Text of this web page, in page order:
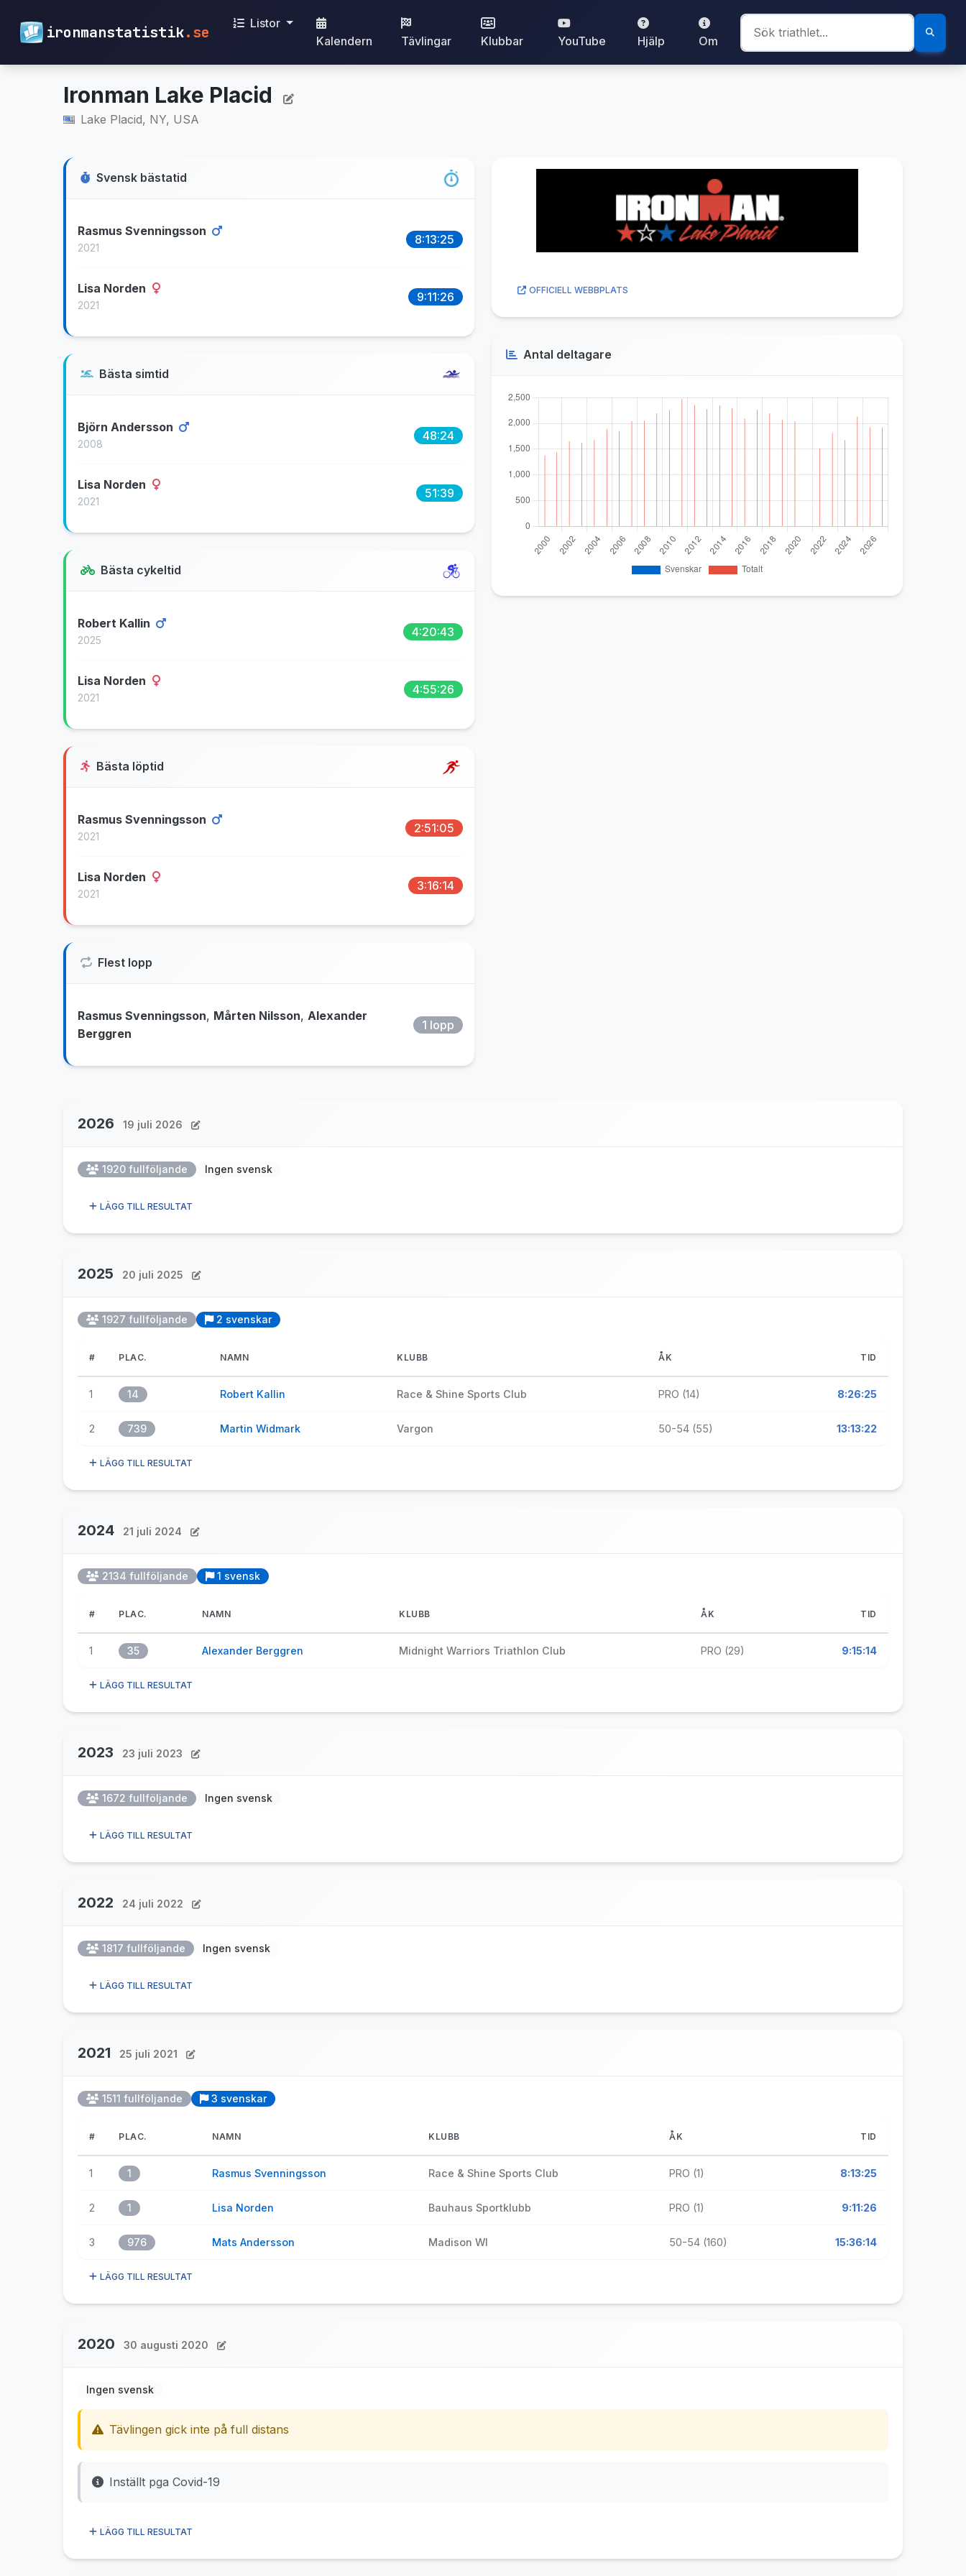
ironmanstatistik.se
Listor
Kalendern
Tävlingar Klubbar YouTube Hjälp Om
Ironman Lake Placid
Lake Placid, NY, USA
Svensk bästatid
Rasmus Svenningsson
2021
8:13:25
Lisa Norden
2021
9:11:26
Bästa simtid
Björn Andersson
2008
48:24
Lisa Norden
2021
51:39
Bästa cykeltid
Robert Kallin
2025
4:20:43
Lisa Norden
2021
4:55:26
Bästa löptid
Rasmus Svenningsson
2021
2:51:05
Lisa Norden
2021
3:16:14
Flest lopp
Rasmus Svenningsson, Mårten Nilsson, Alexander
Berggren
1 lopp
OFFICIELL WEBBPLATS
Antal deltagare
2026 19 juli 2026
1920 fullföljande Ingen svensk
LÄGG TILL RESULTAT
2025 20 juli 2025
1927 fullföljande 2 svenskar
# PLAC. NAMN KLUBB ÅK TID
1 14 Robert Kallin Race & Shine Sports Club PRO (14) 8:26:25
2 739 Martin Widmark Vargon 50-54 (55) 13:13:22
LÄGG TILL RESULTAT
2024 21 juli 2024
2134 fullföljande 1 svensk
# PLAC. NAMN KLUBB ÅK TID
1 35 Alexander Berggren Midnight Warriors Triathlon Club PRO (29) 9:15:14
LÄGG TILL RESULTAT
2023 23 juli 2023
1672 fullföljande Ingen svensk
LÄGG TILL RESULTAT
2022 24 juli 2022
1817 fullföljande Ingen svensk
LÄGG TILL RESULTAT
2021 25 juli 2021
1511 fullföljande 3 svenskar
# PLAC. NAMN KLUBB ÅK TID
1 1 Rasmus Svenningsson Race & Shine Sports Club PRO (1) 8:13:25
2 1 Lisa Norden Bauhaus Sportklubb PRO (1) 9:11:26
3 976 Mats Andersson Madison WI 50-54 (160) 15:36:14
LÄGG TILL RESULTAT
2020 30 augusti 2020
Ingen svensk
Tävlingen gick inte på full distans
Inställt pga Covid-19
LÄGG TILL RESULTAT